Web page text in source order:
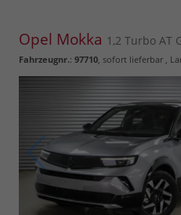
Opel Mokka 1,2 Turbo AT
Fahrzeugnr.: 97710 sofort lieferbar ,